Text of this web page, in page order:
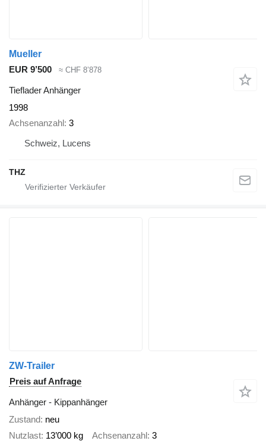
Mueller
EUR 9’500
≈ CHF 8’878
Tieflader Anhänger
1998
Achsenanzahl 3
Schweiz, Lucens
THZ
ZW-Trailer
Preis auf Anfrage
Anhänger - Kippanhänger
Zustand neu
Nutzlast 13’000 kg Achsenanzahl 3